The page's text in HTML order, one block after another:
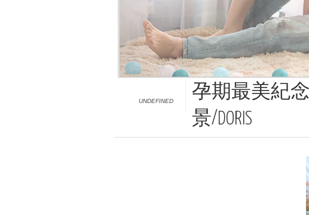
UNDEFINED
孕期最美紀
景/DORIS